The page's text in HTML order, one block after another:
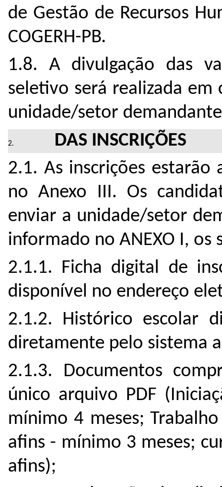
de Gestão de Recursos
COGERH-PB.
1.8. A divulgação das
seletivo será realizada em
unidade/setor
DAS INSCRIÇÕES
2.1. As inscrições
no Anexo III. Os
enviar a unidade/setor
informado no ANEXO I, os
2.1.1. Ficha digital de
disponível no endereço
2.1.2. Histórico escolar
diretamente pelo sistema
2.1.3. Documentos
único arquivo PDF
mínimo 4 meses;
afins - mínimo 3 meses;
afins);